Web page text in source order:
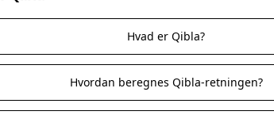
Hvad er Qibla?
Hvordan beregnes Qibla-retningen?